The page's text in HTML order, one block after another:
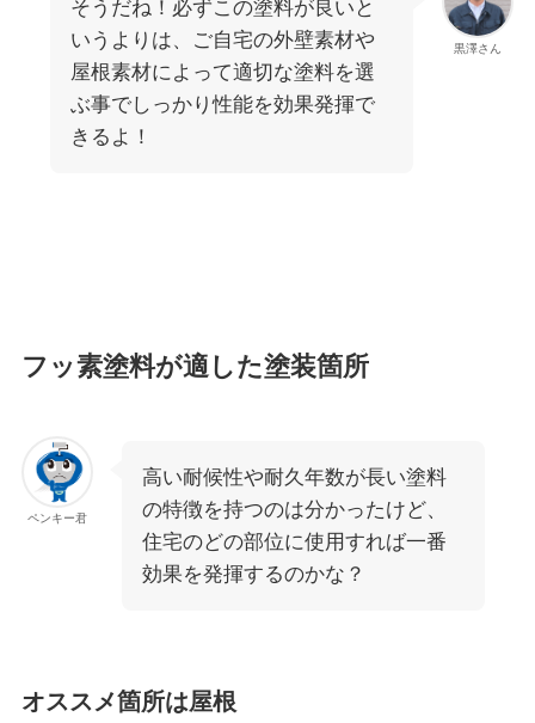
黒澤さん
そうだね！必ずこの塗料が良いと
いうよりは、ご自宅の外壁素材や
屋根素材によって適切な塗料を選
ぶ事でしっかり性能を効果発揮で
きるよ！
フッ素塗料が適した塗装箇所
ペンキー君
高い耐候性や耐久年数が長い塗料
の特徴を持つのは分かったけど、
住宅のどの部位に使用すれば一番
効果を発揮するのかな？
オススメ箇所は屋根